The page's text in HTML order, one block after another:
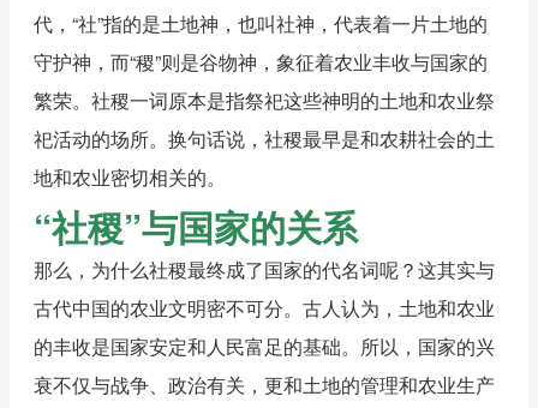
代，“社”指的是土地神，也叫社神，代表着一片土地的
守护神，而“稷”则是谷物神，象征着农业丰收与国家的
繁荣。社稷一词原本是指祭祀这些神明的土地和农业祭
祀活动的场所。换句话说，社稷最早是和农耕社会的土
地和农业密切相关的。
“社稷”与国家的关系
那么，为什么社稷最终成了国家的代名词呢？这其实与
古代中国的农业文明密不可分。古人认为，土地和农业
的丰收是国家安定和人民富足的基础。所以，国家的兴
衰不仅与战争、政治有关，更和土地的管理和农业生产